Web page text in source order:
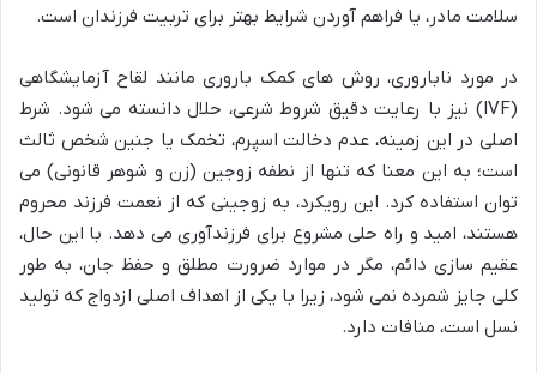
سلامت مادر، یا فراهم آوردن شرایط بهتر برای تربیت فرزندان است.
در مورد ناباروری، روش های کمک باروری مانند لقاح آزمایشگاهی
(IVF) نیز با رعایت دقیق شروط شرعی، حلال دانسته می شود. شرط
اصلی در این زمینه، عدم دخالت اسپرم، تخمک یا جنین شخص ثالث
است؛ به این معنا که تنها از نطفه زوجین (زن و شوهر قانونی) می
توان استفاده کرد. این رویکرد، به زوجینی که از نعمت فرزند محروم
هستند، امید و راه حلی مشروع برای فرزندآوری می دهد. با این حال،
عقیم سازی دائم، مگر در موارد ضرورت مطلق و حفظ جان، به طور
کلی جایز شمرده نمی شود، زیرا با یکی از اهداف اصلی ازدواج که تولید
نسل است، منافات دارد.